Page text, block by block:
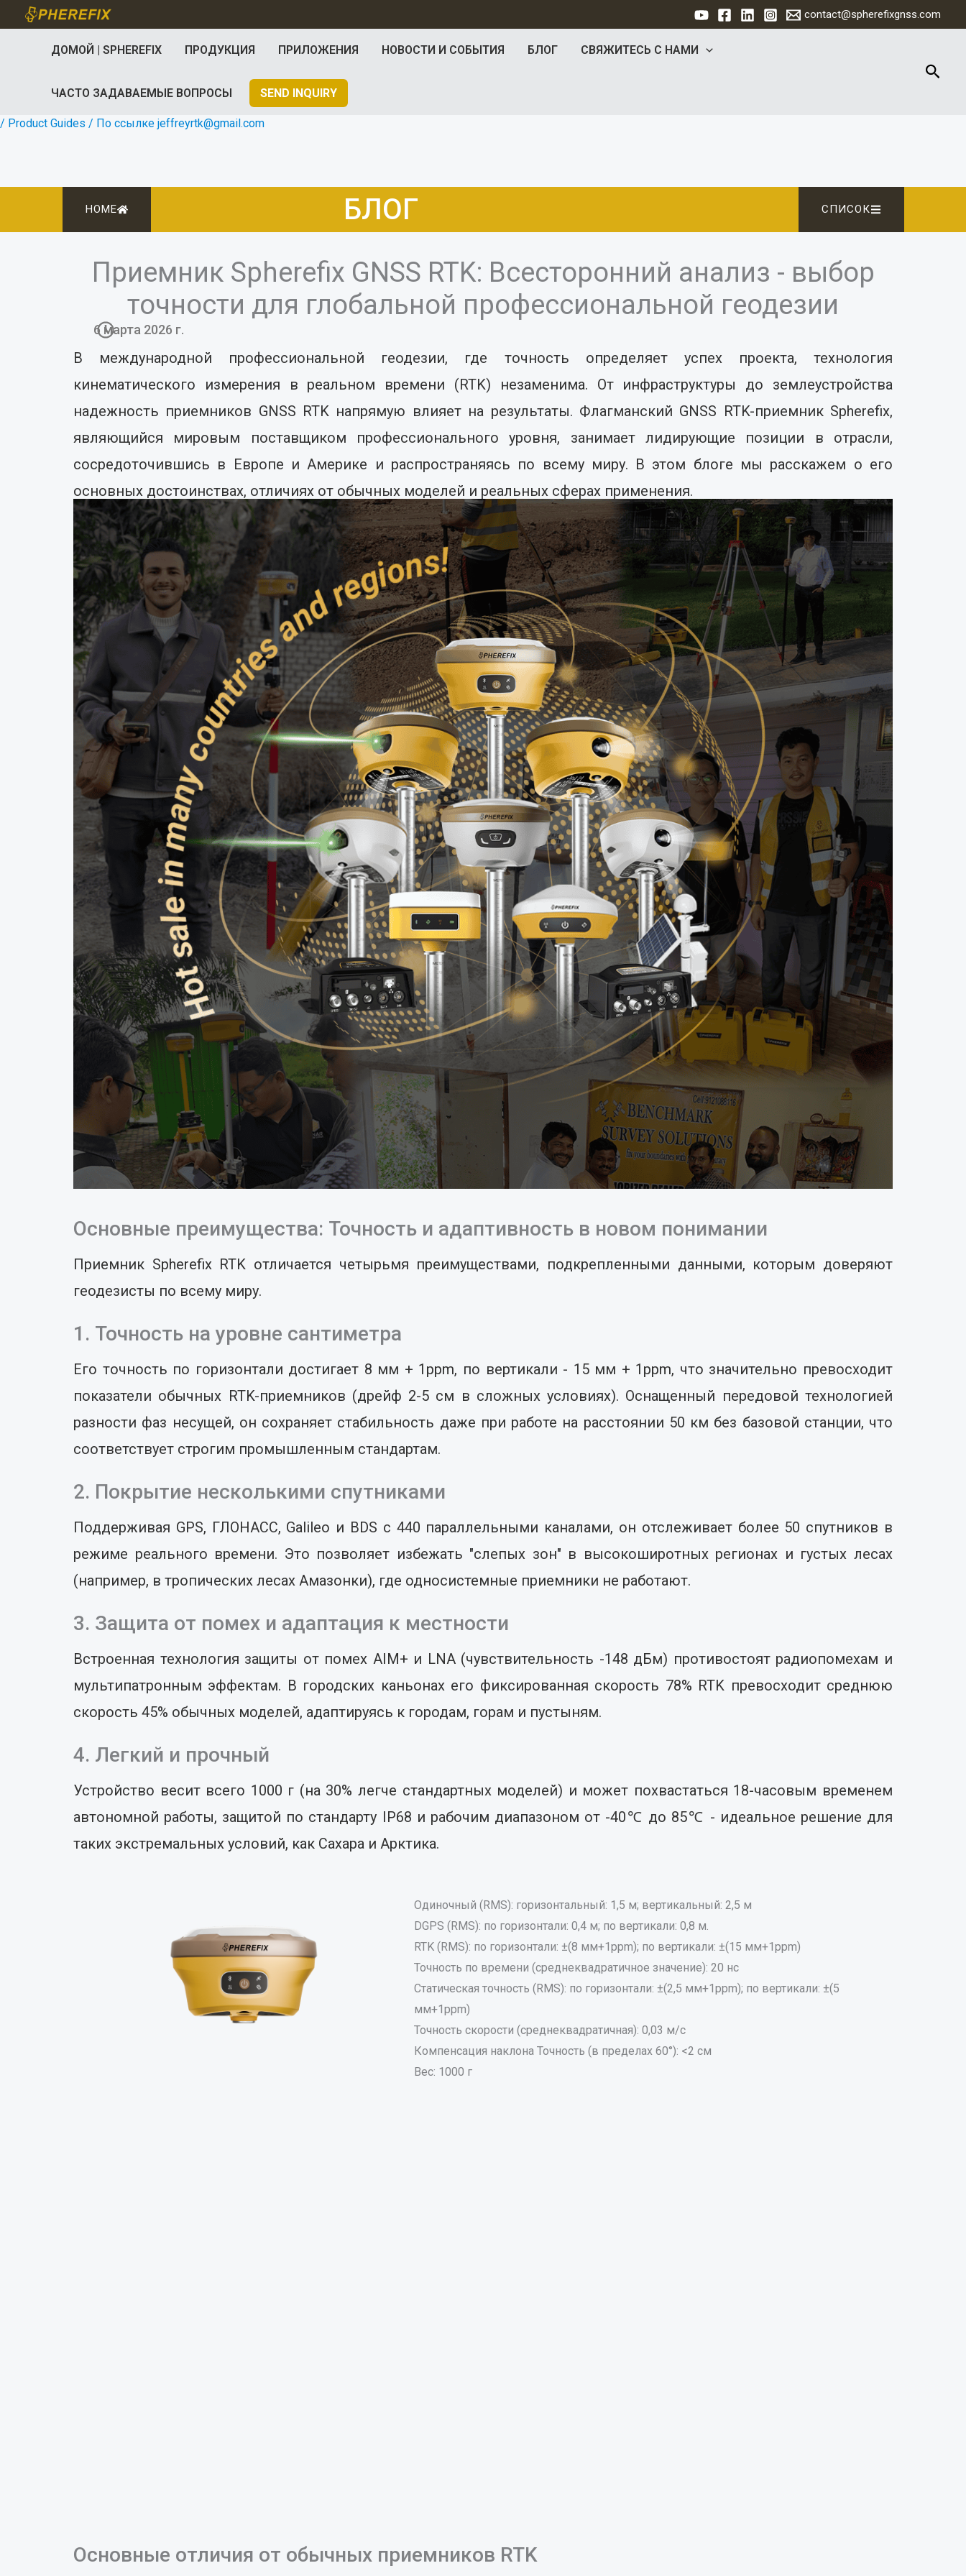
Перейти
к
содержанию
contact@spherefixgnss.com
ДОМОЙ | SPHEREFIX ПРОДУКЦИЯ ПРИЛОЖЕНИЯ НОВОСТИ И СОБЫТИЯ БЛОГ СВЯЖИТЕСЬ С НАМИ
ЧАСТО ЗАДАВАЕМЫЕ ВОПРОСЫ SEND INQUIRY
/ Product Guides / По ссылке jeffreyrtk@gmail.com
HOME БЛОГ СПИСОК
Приемник Spherefix GNSS RTK: Всесторонний анализ - выбор
точности для глобальной профессиональной геодезии
6 марта 2026 г.
В международной профессиональной геодезии, где точность определяет успех проекта, технология
кинематического измерения в реальном времени (RTK) незаменима. От инфраструктуры до землеустройства
надежность приемников GNSS RTK напрямую влияет на результаты. Флагманский GNSS RTK-приемник Spherefix,
являющийся мировым поставщиком профессионального уровня, занимает лидирующие позиции в отрасли,
сосредоточившись в Европе и Америке и распространяясь по всему миру. В этом блоге мы расскажем о его
основных достоинствах, отличиях от обычных моделей и реальных сферах применения.
Основные преимущества: Точность и адаптивность в новом понимании
Приемник Spherefix RTK отличается четырьмя преимуществами, подкрепленными данными, которым доверяют
геодезисты по всему миру.
1. Точность на уровне сантиметра
Его точность по горизонтали достигает 8 мм + 1ppm, по вертикали - 15 мм + 1ppm, что значительно превосходит
показатели обычных RTK-приемников (дрейф 2-5 см в сложных условиях). Оснащенный передовой технологией
разности фаз несущей, он сохраняет стабильность даже при работе на расстоянии 50 км без базовой станции, что
соответствует строгим промышленным стандартам.
2. Покрытие несколькими спутниками
Поддерживая GPS, ГЛОНАСС, Galileo и BDS с 440 параллельными каналами, он отслеживает более 50 спутников в
режиме реального времени. Это позволяет избежать "слепых зон" в высокоширотных регионах и густых лесах
(например, в тропических лесах Амазонки), где односистемные приемники не работают.
3. Защита от помех и адаптация к местности
Встроенная технология защиты от помех AIM+ и LNA (чувствительность -148 дБм) противостоят радиопомехам и
мультипатронным эффектам. В городских каньонах его фиксированная скорость 78% RTK превосходит среднюю
скорость 45% обычных моделей, адаптируясь к городам, горам и пустыням.
4. Легкий и прочный
Устройство весит всего 1000 г (на 30% легче стандартных моделей) и может похвастаться 18-часовым временем
автономной работы, защитой по стандарту IP68 и рабочим диапазоном от -40℃ до 85℃ - идеальное решение для
таких экстремальных условий, как Сахара и Арктика.
Одиночный (RMS): горизонтальный: 1,5 м; вертикальный: 2,5 м
DGPS (RMS): по горизонтали: 0,4 м; по вертикали: 0,8 м.
RTK (RMS): по горизонтали: ±(8 мм+1ppm); по вертикали: ±(15 мм+1ppm)
Точность по времени (среднеквадратичное значение): 20 нс
Статическая точность (RMS): по горизонтали: ±(2,5 мм+1ppm); по вертикали: ±(5
мм+1ppm)
Точность скорости (среднеквадратичная): 0,03 м/с
Компенсация наклона Точность (в пределах 60°): <2 см
Вес: 1000 г
Основные отличия от обычных приемников RTK